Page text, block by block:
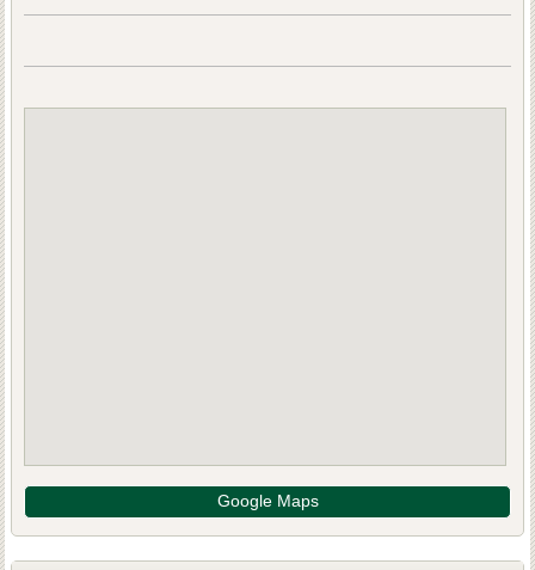
Google Maps